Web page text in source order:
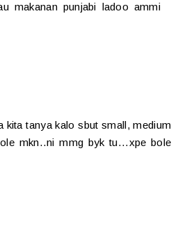
makanan punjabi ladoo ammi
kita tanya kalo sbut small, medium
mkn..ni mmg byk tu...xpe bole